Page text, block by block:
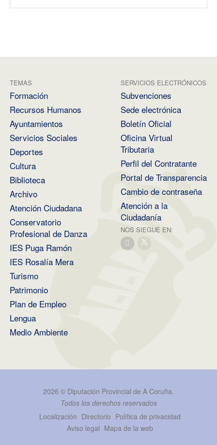
TEMAS
Formación
Recursos Humanos
Ayuntamientos
Servicios Sociales
Deportes
Cultura
Biblioteca
Archivo
Atención Ciudadana
Conservatorio
Profesional de Danza
IES Puga Ramón
IES Rosalía Mera
Turismo
Patrimonio
Plan de Empleo
Lengua
Medio Ambiente
SERVICIOS ELECTRÓNICOS
Subvenciones
Sede electrónica
Boletín Oficial
Oficina Virtual
Tributaria
Perfil del Contratante
Portal de Transparencia
Cambio de contraseña
Atención a la
Ciudadanía
NOS SIEGUE EN:
2026 © Diputación Provincial de A Coruña.
Todos los derechos reservados
Localización Directorio Política de privacidad
Aviso legal Mapa de la web